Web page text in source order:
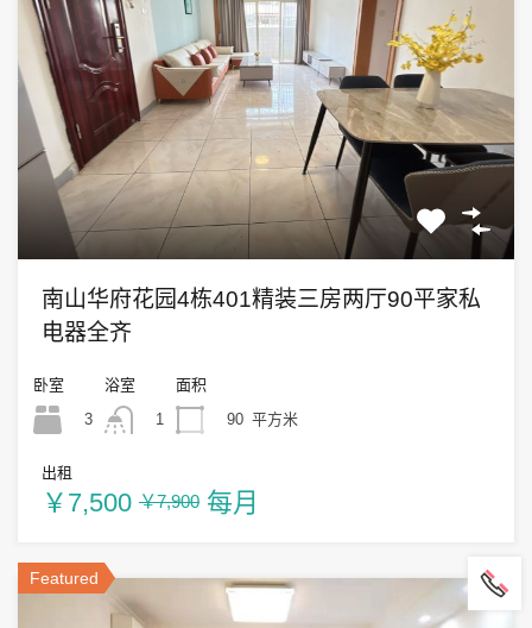
南山华府花园4栋401精装三房两厅90平家私
电器全齐
卧室
3
浴室
1
面积
90 平方米
出租
￥7,500 ￥7,900 每月
Featured